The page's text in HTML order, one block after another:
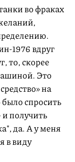
во фраках
1976 вдруг
то, скорее
Это
на
спросить
получить
да. А у меня
в виду